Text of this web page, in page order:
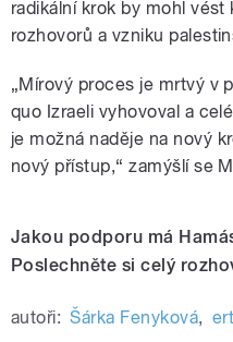
radikální krok by mohl
rozhovorů a vzniku
„Mírový proces je mrtvý v
quo Izraeli vyhovoval a
je možná naděje na nový
nový přístup,“ zamýšlí se
Jakou podporu má
Poslechněte si celý
autoři: Šárka Fenyková, ert